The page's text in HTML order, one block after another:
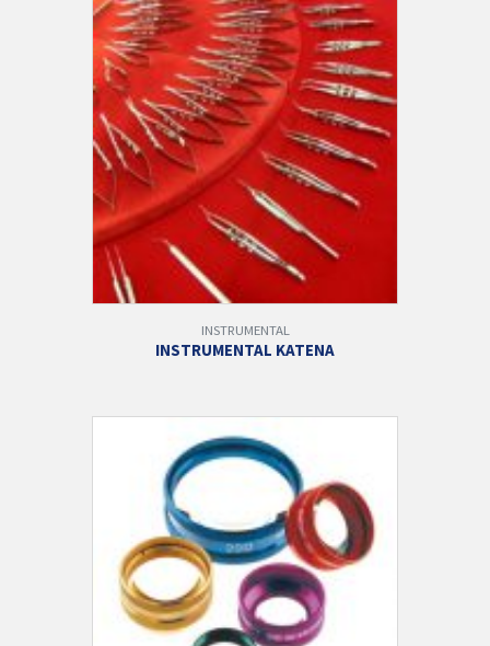
INSTRUMENTAL
INSTRUMENTAL KATENA